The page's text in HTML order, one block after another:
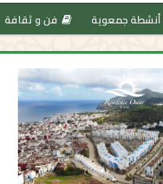
أنشطة جمعوية فن و ثقافة